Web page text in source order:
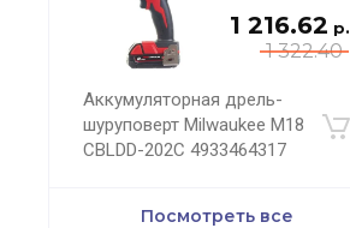
1 322.40
1 216.62 р.
Аккумуляторная дрель-
шуруповерт Milwaukee M18
CBLDD-202C 4933464317
Посмотреть все